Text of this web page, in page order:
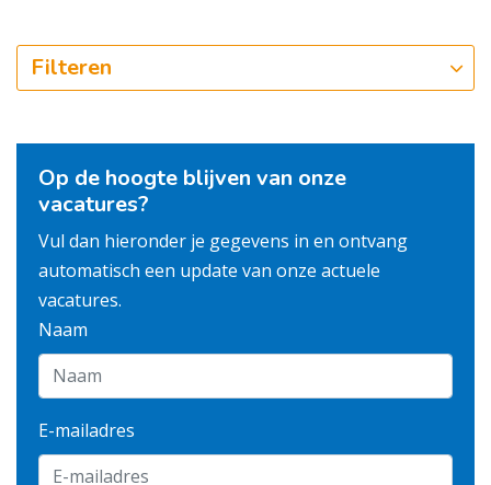
Filteren
Op de hoogte blijven van onze
vacatures?
Vul dan hieronder je gegevens in en ontvang
automatisch een update van onze actuele
vacatures.
Naam
E-mailadres